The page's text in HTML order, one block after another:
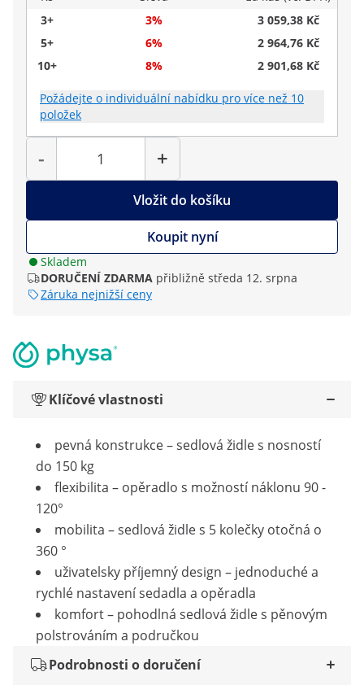
3+
3%
3 059,38 Kč
5+
6%
2 964,76 Kč
10+
8% 2 901,68 Kč
Požádejte o individuální nabídku pro více než 10
položek
-
Počet
+
Vložit do košíku
Koupit nyní
Skladem
DORUČENÍ ZDARMA přibližně středa 12. srpna
Záruka nejnižší ceny
Klíčové vlastnosti
pevná konstrukce – sedlová židle s nosností
do 150 kg
flexibilita – opěradlo s možností náklonu 90 -
120°
mobilita – sedlová židle s 5 kolečky otočná o
360 °
uživatelsky příjemný design – jednoduché a
rychlé nastavení sedadla a opěradla
komfort – pohodlná sedlová židle s pěnovým
polstrováním a područkou
Podrobnosti o doručení